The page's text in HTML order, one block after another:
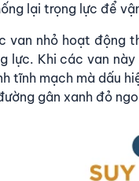
lại trọng lực để
van nhỏ hoạt động
lực. Khi các van
tĩnh mạch mà dấu
gân xanh đỏ